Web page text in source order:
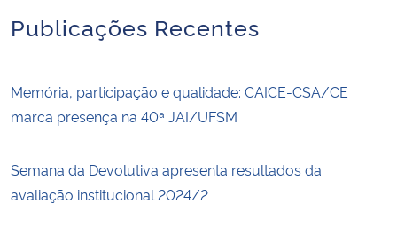
Publicações Recentes
Memória, participação e qualidade: CAICE-CSA/CE
marca presença na 40ª JAI/UFSM
Semana da Devolutiva apresenta resultados da
avaliação institucional 2024/2